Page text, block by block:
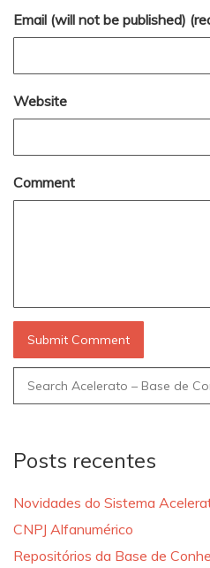
Email (will not be published)
Website
Comment
Search
for:
Posts recentes
Novidades do Sistema
CNPJ Alfanumérico
Repositórios da Base de